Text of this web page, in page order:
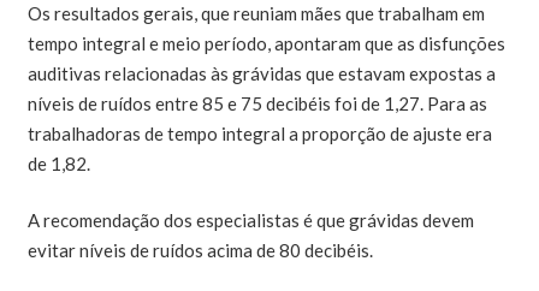
Os resultados gerais, que reuniam mães que trabalham em
tempo integral e meio período, apontaram que as disfunções
auditivas relacionadas às grávidas que estavam expostas a
níveis de ruídos entre 85 e 75 decibéis foi de 1,27. Para as
trabalhadoras de tempo integral a proporção de ajuste era
de 1,82.
A recomendação dos especialistas é que grávidas devem
evitar níveis de ruídos acima de 80 decibéis.